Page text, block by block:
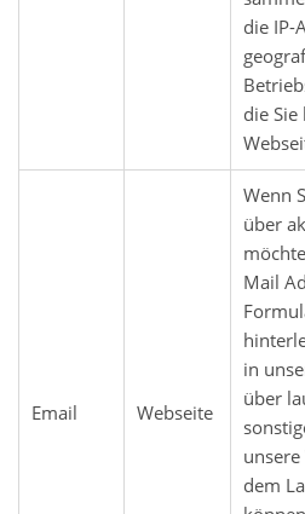
die IP-
die
Email Webseite
Wenn
über
Mail
in
über
dem